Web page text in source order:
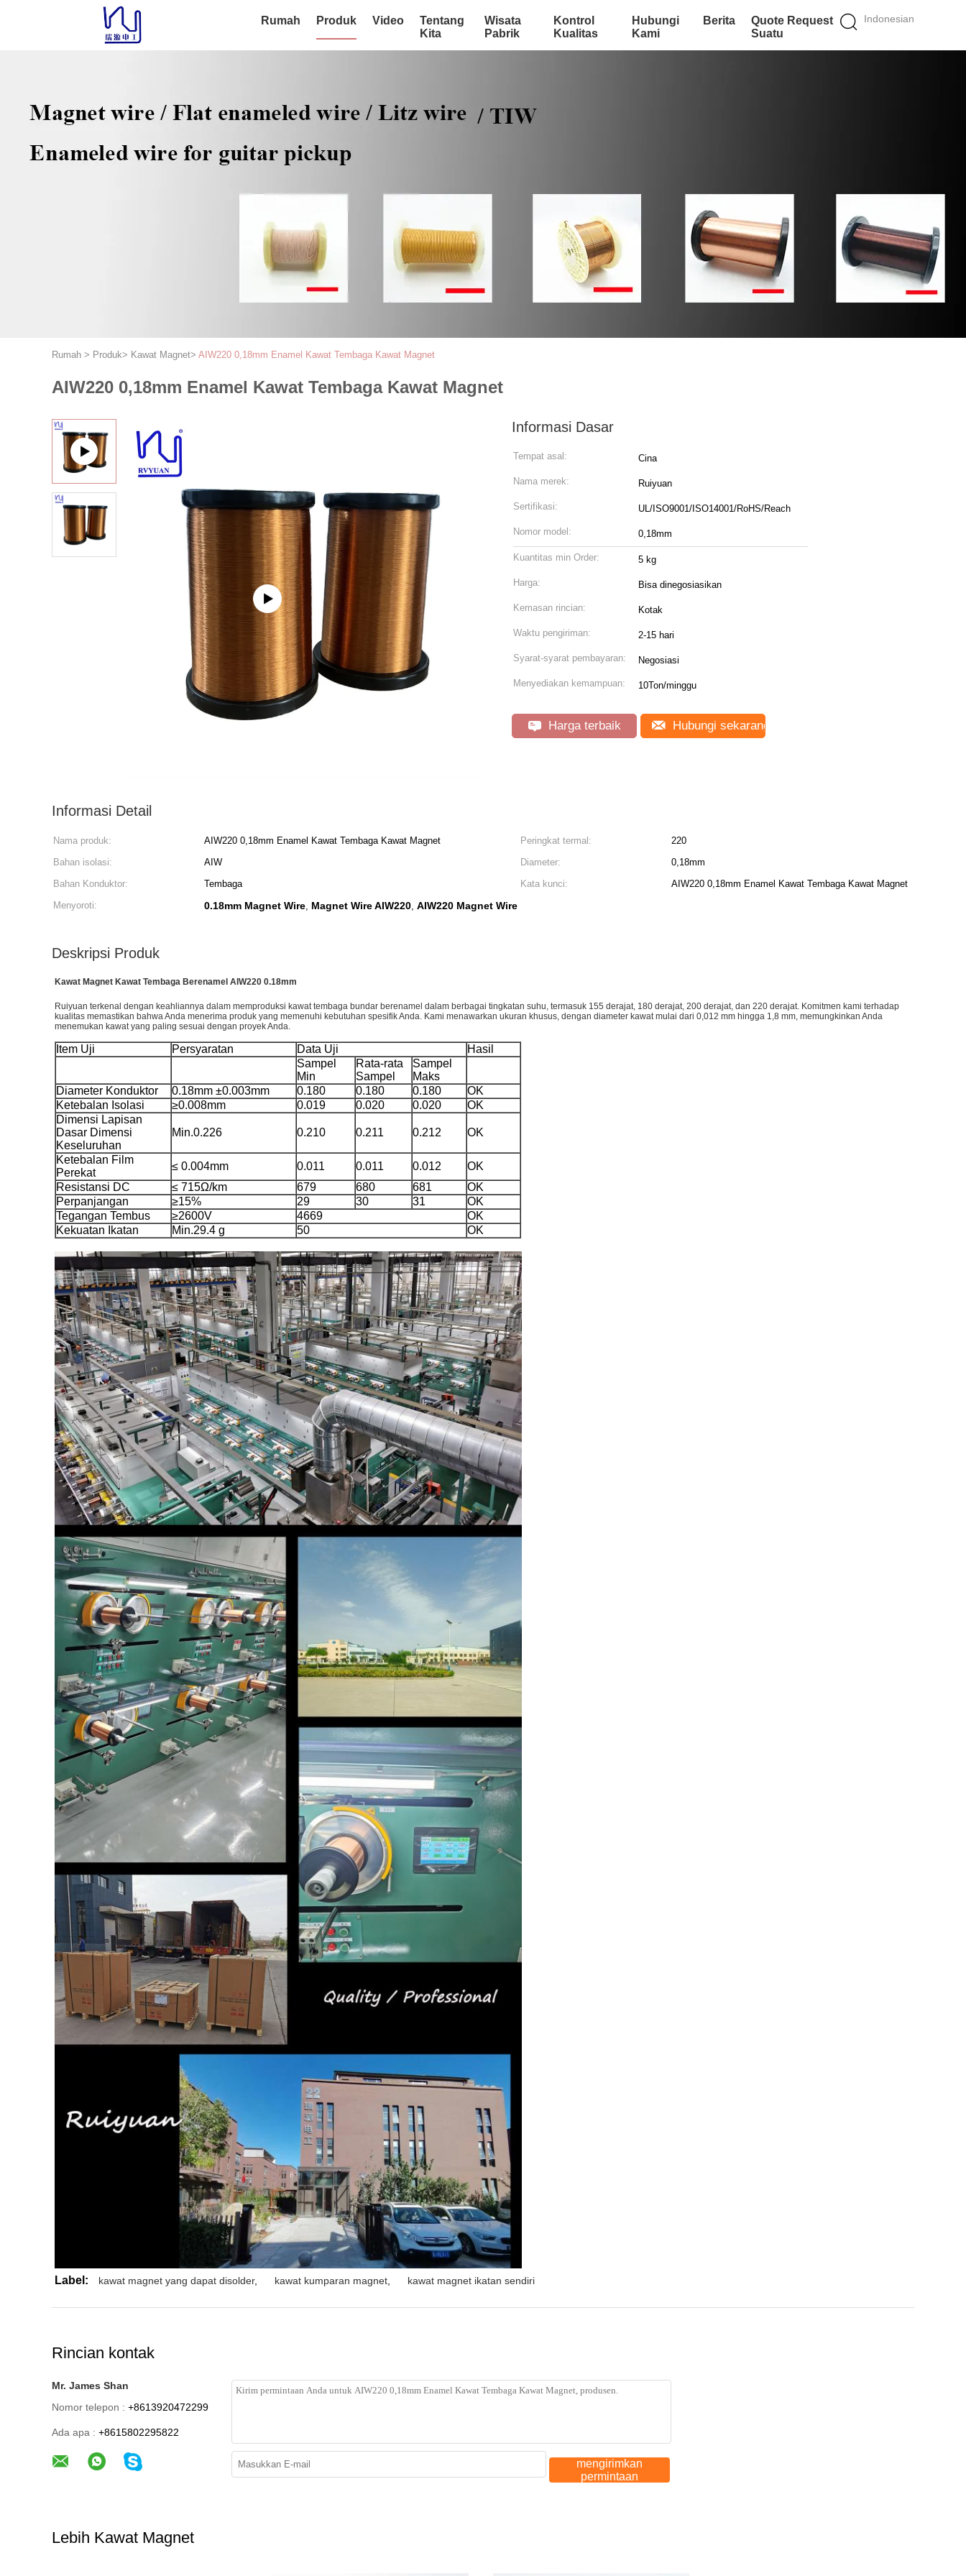
Indonesian
Rumah Produk Video
Tentang
Kita
Wisata
Pabrik
Kontrol
Kualitas
Hubungi
Kami
Berita
Quote Request
Suatu
Rumah > Produk> Kawat Magnet> AIW220 0,18mm Enamel Kawat Tembaga Kawat Magnet
AIW220 0,18mm Enamel Kawat Tembaga Kawat Magnet
Informasi Dasar
Tempat asal: Cina
Nama merek: Ruiyuan
Sertifikasi: UL/ISO9001/ISO14001/RoHS/Reach
Nomor model: 0,18mm
Kuantitas min Order: 5 kg
Harga: Bisa dinegosiasikan
Kemasan rincian: Kotak
Waktu pengiriman: 2-15 hari
Syarat-syarat pembayaran: Negosiasi
Menyediakan kemampuan: 10Ton/minggu
Harga terbaik Hubungi sekarang
Informasi Detail
Nama produk: AIW220 0,18mm Enamel Kawat Tembaga Kawat Magnet Peringkat termal:
220
Bahan isolasi:
AIW Diameter:
0,18mm
Bahan Konduktor:
Tembaga Kata kunci:
AIW220 0,18mm Enamel Kawat Tembaga Kawat Magnet
Menyoroti:
0.18mm Magnet Wire, Magnet Wire AIW220, AIW220 Magnet Wire
Deskripsi Produk
Kawat Magnet Kawat Tembaga Berenamel AIW220 0.18mm
Ruiyuan terkenal dengan keahliannya dalam memproduksi kawat tembaga bundar berenamel dalam berbagai tingkatan suhu, termasuk 155 derajat, 180 derajat, 200 derajat, dan 220 derajat. Komitmen kami terhadap
kualitas memastikan bahwa Anda menerima produk yang memenuhi kebutuhan spesifik Anda. Kami menawarkan ukuran khusus, dengan diameter kawat mulai dari 0,012 mm hingga 1,8 mm, memungkinkan Anda
menemukan kawat yang paling sesuai dengan proyek Anda.
Item Uji Persyaratan Data Uji
Hasil
Sampel
Min
Rata-rata
Sampel
Sampel
Maks
Diameter Konduktor
0.18mm ±0.003mm 0.180 0.180 0.180
OK
Ketebalan Isolasi
≥0.008mm 0.019 0.020 0.020
OK
Dimensi Lapisan
Dasar Dimensi
Keseluruhan
Min.0.226 0.210 0.211 0.212 OK
Ketebalan Film
Perekat
≤ 0.004mm 0.011 0.011 0.012
OK
Resistansi DC
≤ 715Ω/km 679 680 681
OK
Perpanjangan
≥15% 29 30 31
OK
Tegangan Tembus
≥2600V 4669
OK
Kekuatan Ikatan
Min.29.4 g 50 OK
Label: kawat magnet yang dapat disolder, kawat kumparan magnet kawat magnet ikatan sendiri
Rincian kontak
Mr. James Shan
Nomor telepon : +8613920472299
Ada apa : +8615802295822
mengirimkan
permintaan
Lebih Kawat Magnet